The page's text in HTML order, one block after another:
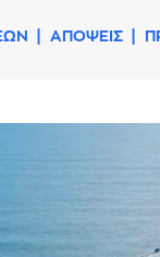
ΑΠΟΨΕΙΣ